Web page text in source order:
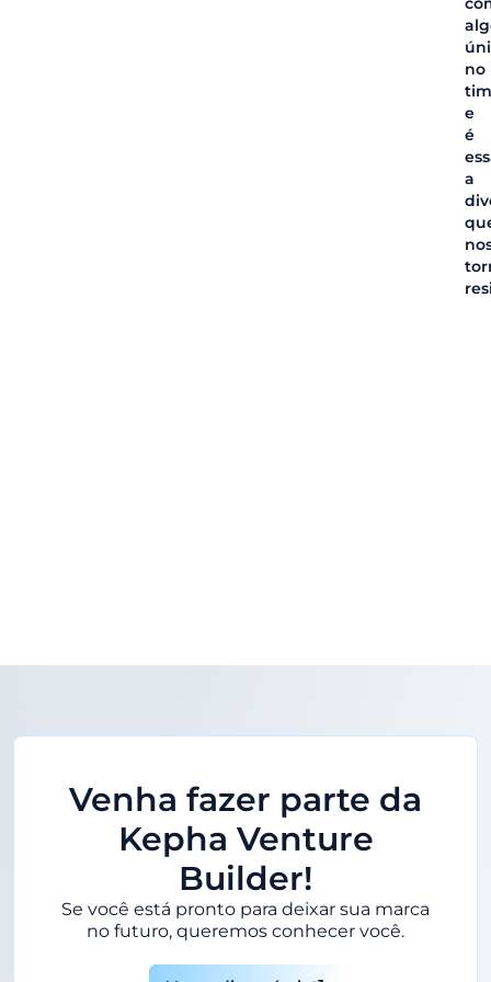
no
e
é
a
Venha fazer parte da
Kepha Venture
Builder!
Se você está pronto para deixar sua marca
no futuro, queremos conhecer você.